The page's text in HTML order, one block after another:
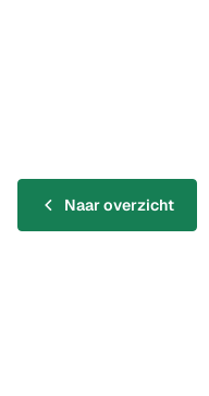
Naar overzicht